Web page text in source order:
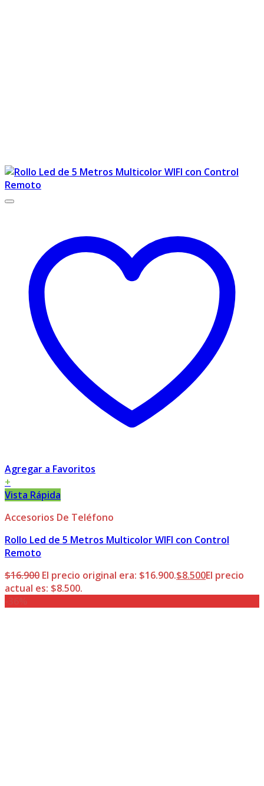
Agregar a Favoritos
+
Vista Rápida
Accesorios De Teléfono
Rollo Led de 5 Metros Multicolor WIFI con Control
Remoto
$16.900 El precio original era: $16.900.$8.500El precio
actual es: $8.500.